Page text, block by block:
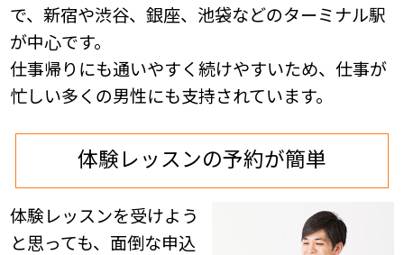
で、新宿や渋谷、銀座、池袋などのターミナル駅
が中心です。
仕事帰りにも通いやすく続けやすいため、仕事が
忙しい多くの男性にも支持されています。
体験レッスンの予約が簡単
体験レッスンを受けよう
と思っても、面倒な申込